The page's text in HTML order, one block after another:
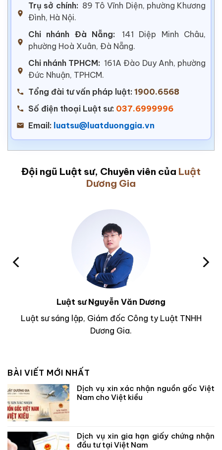
Trụ sở chính: 89 Tô Vĩnh Diện, phường Khương
Đình, Hà Nội.
Chi nhánh Đà Nẵng:
141 Diệp Minh Châu,
phường Hoà Xuân, Đà Nẵng.
Chi nhánh TPHCM: 161A Đào Duy Anh, phường
Đức Nhuận, TPHCM.
Tổng đài tư vấn pháp luật: 1900.6568
Số điện thoại Luật sư: 037.6999996
Email: luatsu@luatduonggia.vn
Đội ngũ Luật sư, Chuyên viên của Luật
Dương Gia
Luật sư Nguyễn Văn Dương
Luật sư sáng lập, Giám đốc Công ty Luật TNHH
Dương Gia.
BÀI VIẾT MỚI NHẤT
Dịch vụ xin xác nhận nguồn gốc Việt
Nam cho Việt kiều
Dịch vụ xin gia hạn giấy chứng nhận
đầu tư tại Việt Nam